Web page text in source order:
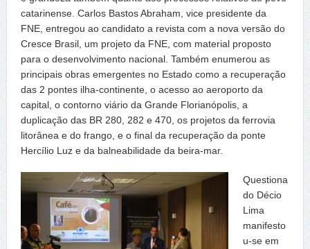
catarinense. Carlos Bastos Abraham, vice presidente da
FNE, entregou ao candidato a revista com a nova versão do
Cresce Brasil, um projeto da FNE, com material proposto
para o desenvolvimento nacional. Também enumerou as
principais obras emergentes no Estado como a recuperação
das 2 pontes ilha-continente, o acesso ao aeroporto da
capital, o contorno viário da Grande Florianópolis, a
duplicação das BR 280, 282 e 470, os projetos da ferrovia
litorânea e do frango, e o final da recuperação da ponte
Hercílio Luz e da balneabilidade da beira-mar.
Questiona
do Décio
Lima
manifesto
u-se em